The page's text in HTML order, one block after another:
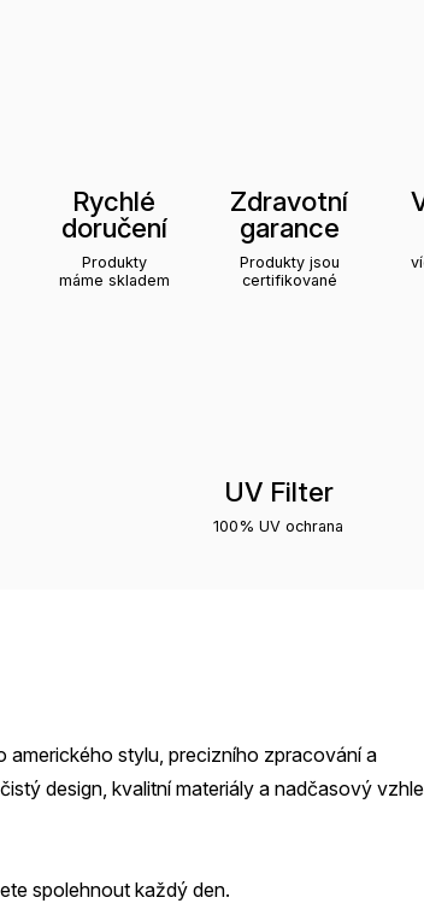
Rychlé
doručení
Produkty
máme skladem
Zdravotní
garance
Produkty jsou
certifikované
UV Filter
100% UV ochrana
amerického stylu, precizního zpracování a
design, kvalitní materiály a nadčasový
spolehnout každý den.